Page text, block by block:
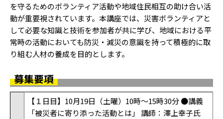
を守るためのボランティア活動や地域住民相互の助け合い活
動が重要視されています。本講座では、災害ボランティアと
して必要な知識と技術を参加者が共に学び、地域における平
常時の活動においても防災・減災の意識を持って積極的に取
り組む人材の養成を目的とします。
募集要項
【１日目】10月19日（土曜）10時～15時30分 ●講義
「被災者に寄り添った活動とは」 講師：澤上幸子氏